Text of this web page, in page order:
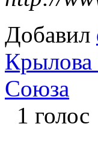
Добавил
Союза
1 голос